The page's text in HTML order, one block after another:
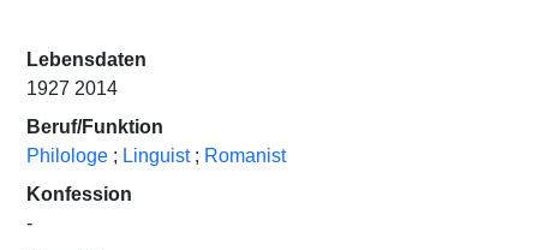
Lebensdaten
1927 2014
Beruf/Funktion
Philologe ; Linguist ; Romanist
Konfession
-